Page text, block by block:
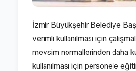
İzmir Büyükşehir Belediye
verimli kullanılması için
mevsim normallerinden daha
kullanılması için personele